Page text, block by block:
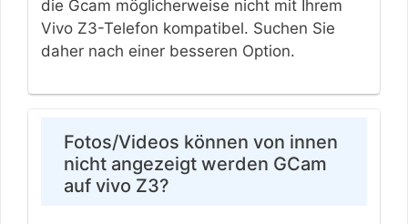
die Gcam möglicherweise nicht mit Ihrem
Vivo Z3-Telefon kompatibel. Suchen Sie
daher nach einer besseren Option.
Fotos/Videos können von innen
nicht angezeigt werden GCam
auf vivo Z3?